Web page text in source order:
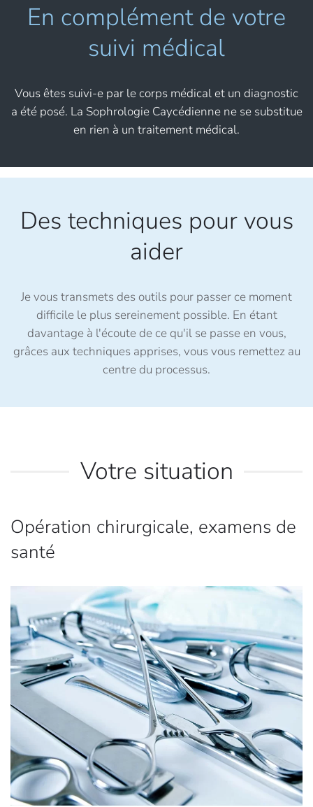
En complément de votre
suivi médical
Vous êtes suivi-e par le corps médical et un diagnostic
a été posé. La Sophrologie Caycédienne ne se substitue
en rien à un traitement médical.
Des techniques pour vous
aider
Je vous transmets des outils pour passer ce moment
difficile le plus sereinement possible. En étant
davantage à l'écoute de ce qu'il se passe en vous,
grâces aux techniques apprises, vous vous remettez au
centre du processus.
Votre situation
Opération chirurgicale, examens de
santé